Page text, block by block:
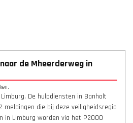
de Mheerderweg in
De hulpdiensten in Banholt
meldingen die bij deze veiligheidsregio
in Limburg worden via het P2000